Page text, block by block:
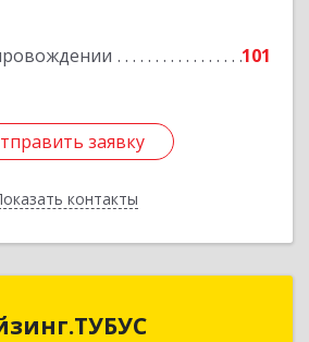
101
заявку
контакты
заявку
Назад
Франчайзинг.ТУБУС